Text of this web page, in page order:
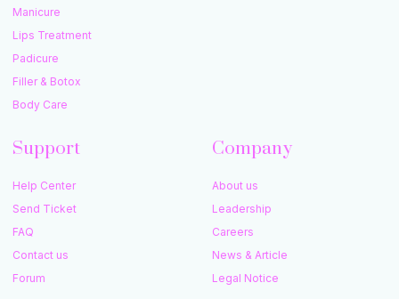
Manicure
Lips Treatment
Padicure
Filler & Botox
Body Care
Support
Help Center
Send Ticket
FAQ
Contact us
Forum
Company
About us
Leadership
Careers
News & Article
Legal Notice